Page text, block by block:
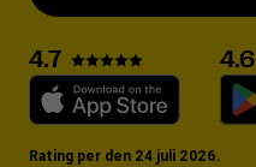
4.7 4.6
Rating per den 24 juli 2026.